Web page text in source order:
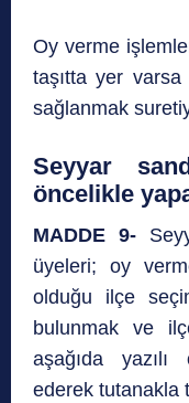
Oy verme
taşıtta yer varsa
sağlanmak
Seyyar
öncelikle
MADDE 9-
üyeleri; oy
olduğu ilçe
bulunmak ve
aşağıda
ederek tutanakla